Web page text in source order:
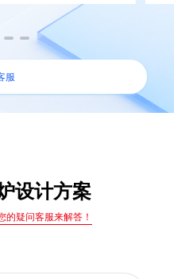
服
设计方案
的疑问客服来解答！